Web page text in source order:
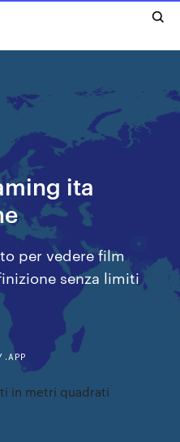
ita
per vedere film
senza limiti
in metri quadrati